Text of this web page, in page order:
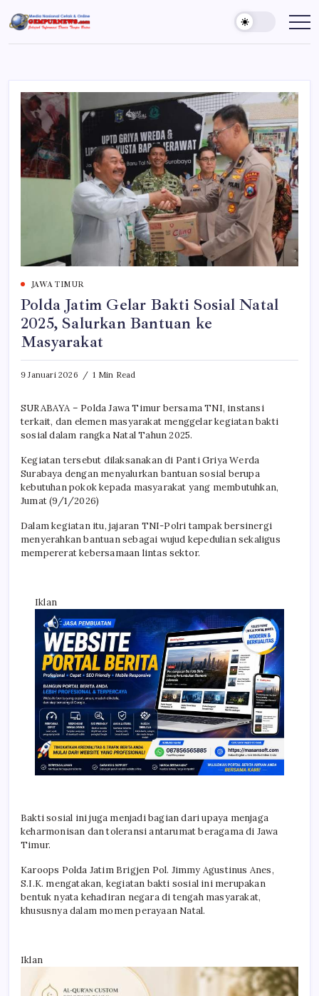
to
content
Gempur
News
Jelajah
Dunia
JAWA TIMUR
Polda Jatim Gelar Bakti Sosial Natal
2025, Salurkan Bantuan ke
Masyarakat
9 Januari 2026 1 Min Read
SURABAYA – Polda Jawa Timur bersama TNI, instansi
terkait, dan elemen masyarakat menggelar kegiatan bakti
sosial dalam rangka Natal Tahun 2025.
Kegiatan tersebut dilaksanakan di Panti Griya Werda
Surabaya dengan menyalurkan bantuan sosial berupa
kebutuhan pokok kepada masyarakat yang membutuhkan,
Jumat (9/1/2026)
Dalam kegiatan itu, jajaran TNI-Polri tampak bersinergi
menyerahkan bantuan sebagai wujud kepedulian sekaligus
mempererat kebersamaan lintas sektor.
Iklan
Bakti sosial ini juga menjadi bagian dari upaya menjaga
keharmonisan dan toleransi antarumat beragama di Jawa
Timur.
Karoops Polda Jatim Brigjen Pol. Jimmy Agustinus Anes,
S.I.K. mengatakan, kegiatan bakti sosial ini merupakan
bentuk nyata kehadiran negara di tengah masyarakat,
khususnya dalam momen perayaan Natal.
Iklan